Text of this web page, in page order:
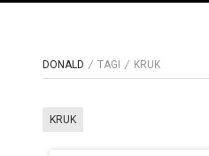
DONALD TAGI KRUK
KRUK